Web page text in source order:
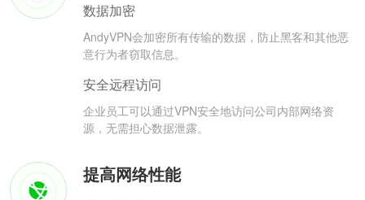
数据加密
AndyVPN会加密所有传输的数据，防止黑客和其他恶
意行为者窃取信息。
安全远程访问
企业员工可以通过VPN安全地访问公司内部网络资
源，无需担心数据泄露。
提高网络性能